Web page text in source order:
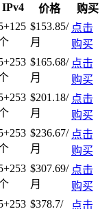
IPv4 价格 购买
$153.85/
月
点击
购买
$165.68/
月
点击
购买
$201.18/
月
点击
购买
$236.67/
月
点击
购买
$307.69/
月
点击
购买
$378.7/
点击